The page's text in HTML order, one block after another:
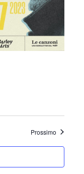
Prossimo Eventi